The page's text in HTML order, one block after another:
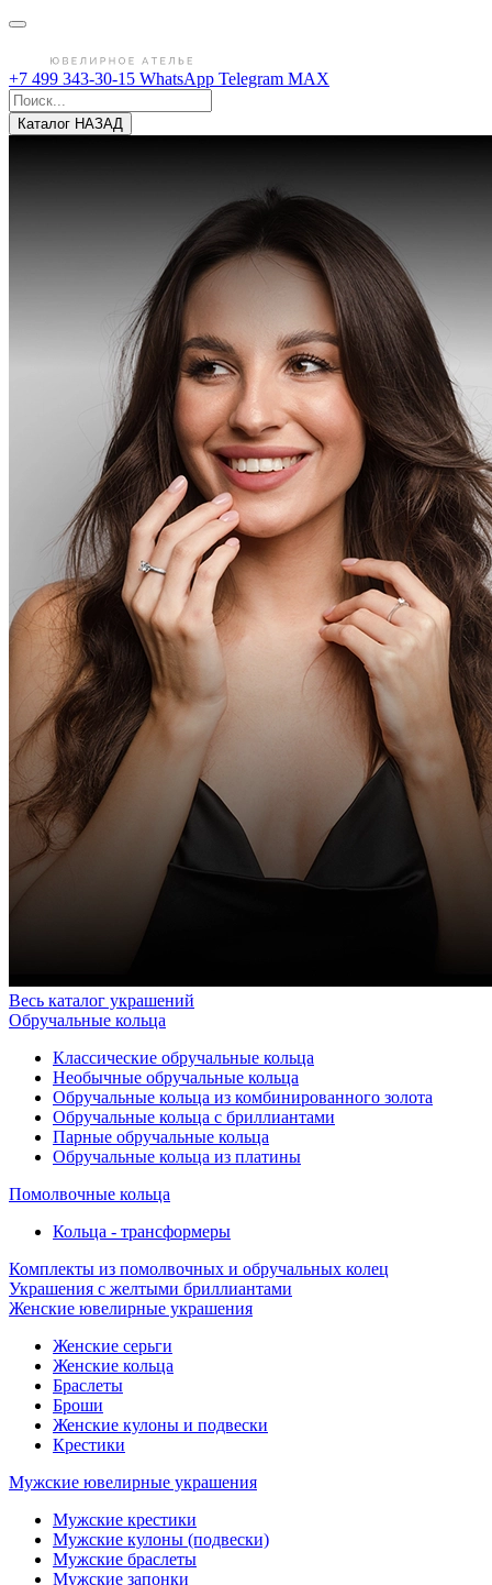
+7 499 343-30-15 WhatsApp Telegram MAX
Каталог НАЗАД
Весь каталог украшений
Обручальные кольца
Классические обручальные кольца
Необычные обручальные кольца
Обручальные кольца из комбинированного золота
Обручальные кольца с бриллиантами
Парные обручальные кольца
Обручальные кольца из платины
Помолвочные кольца
Кольца - трансформеры
Комплекты из помолвочных и обручальных колец
Украшения с желтыми бриллиантами
Женские ювелирные украшения
Женские серьги
Женские кольца
Браслеты
Броши
Женские кулоны и подвески
Крестики
Мужские ювелирные украшения
Мужские крестики
Мужские кулоны (подвески)
Мужские браслеты
Мужские запонки